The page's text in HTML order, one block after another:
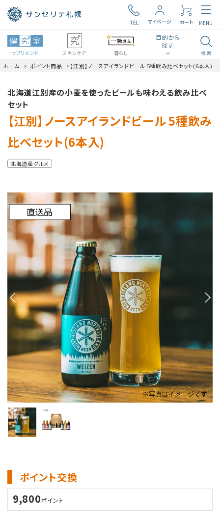
TEL マイページ カート MENU
サプリメント スキンケア 暮らし
目的から
探す
食生活・生活習慣
ビタミン・ミネラル
近い・回数
検索
ホーム ポイント商品 【江別】ノースアイランドビール 5種飲み比べセット(6本入)
北海道江別産の小麦を使ったビールも味わえる飲み比べ
セット
【江別】ノースアイランドビール 5種飲み
比べセット(6本入)
北海道産グルメ
ポイント交換
9,800ポイント